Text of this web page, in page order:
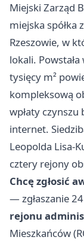
Miejski Zarząd
miejska spółka
Rzeszowie, w
lokali.
tysięcy m²
kompleksową
wpłaty
internet.
Leopolda Lisa-
cztery rejony
Chcę zgłosić
— zgłaszanie
rejonu
Mieszkańców